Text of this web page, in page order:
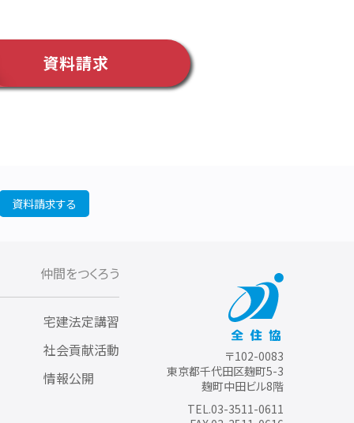
資料請求
資料請求する
仲間をつくろう
宅建法定講習
社会貢献活動
情報公開
〒102-0083
東京都千代田区麹町5-3
麹町中田ビル8階
TEL.03-3511-0611